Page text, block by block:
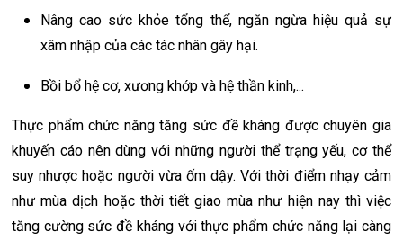
Nâng cao sức khỏe tổng thể, ngăn ngừa hiệu quả sự
xâm nhập của các tác nhân gây hại.
Bồi bổ hệ cơ, xương khớp và hệ thần kinh,...
Thực phẩm chức năng tăng sức đề kháng được chuyên gia
khuyến cáo nên dùng với những người thể trạng yếu, cơ thể
suy nhược hoặc người vừa ốm dậy. Với thời điểm nhạy cảm
như mùa dịch hoặc thời tiết giao mùa như hiện nay thì việc
tăng cường sức đề kháng với thực phẩm chức năng lại càng